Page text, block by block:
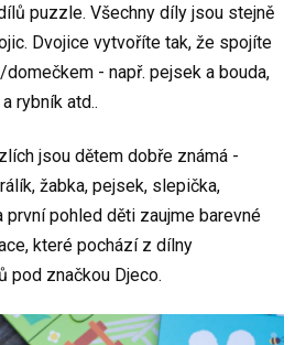
puzzle. Všechny díly jsou stejně
Dvojice vytvoříte tak, že spojíte
- např. pejsek a bouda,
rybník atd..
jsou dětem dobře známá -
žabka, pejsek, slepička,
první pohled děti zaujme barevné
které pochází z dílny
pod značkou Djeco.